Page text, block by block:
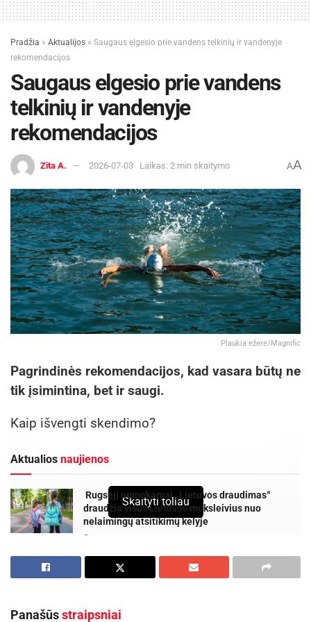
Pradžia » Aktualijos » Saugaus elgesio prie vandens telkinių ir vandenyje
rekomendacijos
Saugaus elgesio prie vandens
telkinių ir vandenyje
rekomendacijos
Zita A. 2026-07-03 Laikas: 2 min skaitymo AA
Plaukia ežere/Magnific
Pagrindinės rekomendacijos, kad vasara būtų ne
tik įsimintina, bet ir saugi.
Kaip išvengti skendimo?
Aktualios naujienos
Rugsėjį nemokamai „Lietuvos draudimas“
draudžia visus Lietuvos moksleivius nuo
nelaimingų atsitikimų kelyje
„Globalūs Zarasai“ subūrė kraštiečius iš įvairių
pasaulio kampelių
Skaityti toliau
Panašūsstraipsniai